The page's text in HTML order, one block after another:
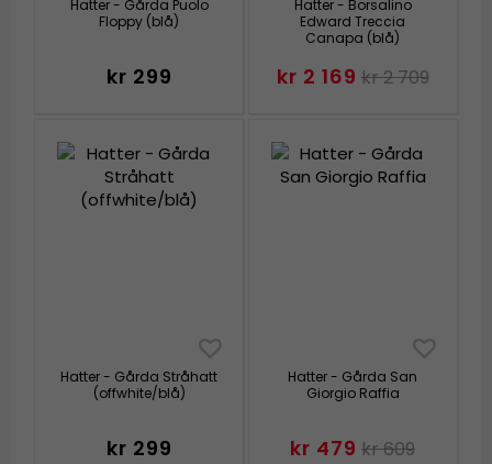
Hatter - Gårda Puolo
Floppy (blå)
kr 299
Hatter - Borsalino
Edward Treccia
Canapa (blå)
kr 2 169 kr 2 709
Hatter - Gårda Stråhatt
(offwhite/blå)
kr 299
Hatter - Gårda San
Giorgio Raffia
kr 479 kr 609